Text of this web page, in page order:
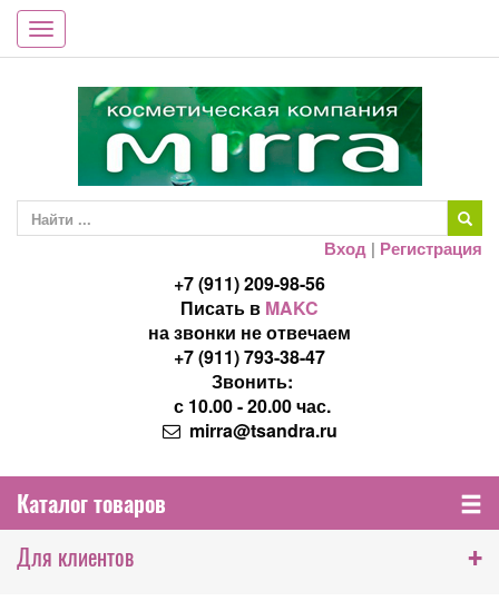
Toggle
navigation
Вход | Регистрация
+7 (911) 209-98-56
Писать в MAKC
на звонки не отвечаем
+7 (911) 793-38-47
Звонить:
с 10.00 - 20.00 час.
mirra@tsandra.ru
Каталог товаров
Для клиентов
+